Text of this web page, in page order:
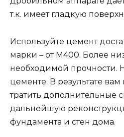
т.к. имеет гладкую
Используйте цемент
марки – от М400. Более
необходимой прочности.
цементе. В результате
тратить дополнительные
дальнейшую
фундамента и стен дома.